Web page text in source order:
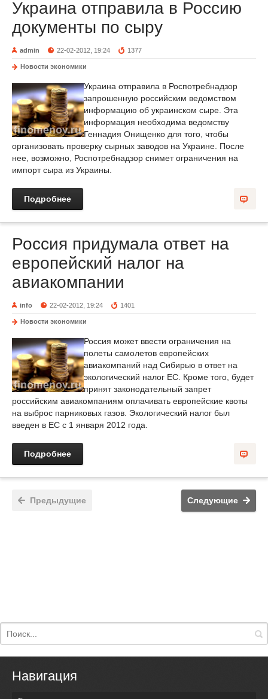
Украина отправила в Россию
документы по сыру
admin 22-02-2012, 19:24 1377
Новости экономики
Украина отправила в Роспотребнадзор
запрошенную российским ведомством
информацию об украинском сыре. Эта
информация необходима ведомству
Геннадия Онищенко для того, чтобы
организовать проверку сырных заводов на Украине. После
нее, возможно, Роспотребнадзор снимет ограничения на
импорт сыра из Украины.
Подробнее
Россия придумала ответ на
европейский налог на
авиакомпании
info 22-02-2012, 19:24 1401
Новости экономики
Россия может ввести ограничения на
полеты самолетов европейских
авиакомпаний над Сибирью в ответ на
экологический налог ЕС. Кроме того, будет
принят законодательный запрет
российским авиакомпаниям оплачивать европейские квоты
на выброс парниковых газов. Экологический налог был
введен в ЕС с 1 января 2012 года.
Подробнее
Предыдущие Следующие
Навигация